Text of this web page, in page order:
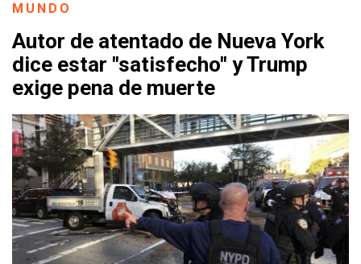
MUNDO
Autor de atentado de Nueva York
dice estar "satisfecho" y Trump
exige pena de muerte